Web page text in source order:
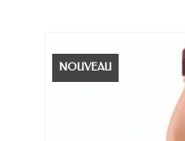
NOUVEAU